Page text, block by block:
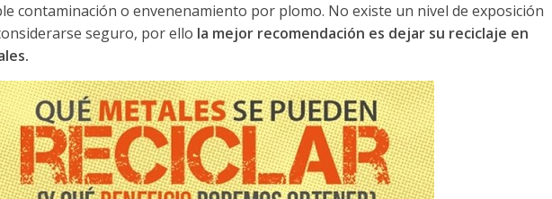
contaminación o envenenamiento por plomo. No existe un nivel de exposición
seguro, por ello la mejor recomendación es dejar su reciclaje en